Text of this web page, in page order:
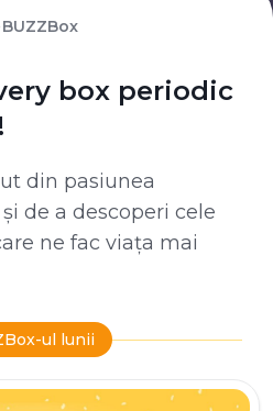
BUZZBox
box periodic
din pasiunea
de a descoperi cele
ne fac viața mai
ul lunii